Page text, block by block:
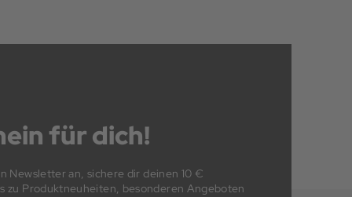
für dich!
Newsletter an, sichere dir deinen 10 €
zu Produktneuheiten, besonderen Angeboten